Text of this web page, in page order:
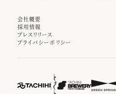
会社概要
採用情報
プレスリリース
プライバシーポリシー